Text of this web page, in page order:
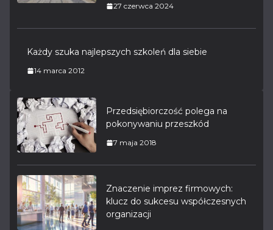
27 czerwca 2024
Każdy szuka najlepszych szkoleń dla siebie
14 marca 2012
Przedsiębiorczość polega na
pokonywaniu przeszkód
7 maja 2018
Znaczenie imprez firmowych:
klucz do sukcesu współczesnych
organizacji